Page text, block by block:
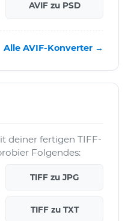
AVIF zu PSD
Alle AVIF-Konverter →
deiner fertigen TIFF-
Folgendes:
TIFF zu JPG
TIFF zu TXT